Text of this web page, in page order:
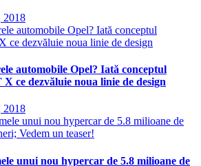
2018
automobile Opel? Iată conceptul
ce dezvăluie noua linie de design
2018
unui nou hypercar de 5.8 milioane de